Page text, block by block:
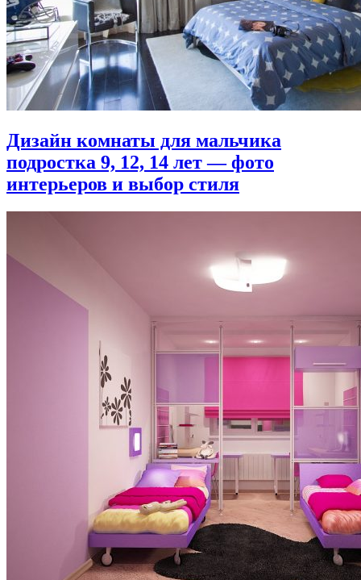
Дизайн комнаты для мальчика
подростка 9, 12, 14 лет — фото
интерьеров и выбор стиля